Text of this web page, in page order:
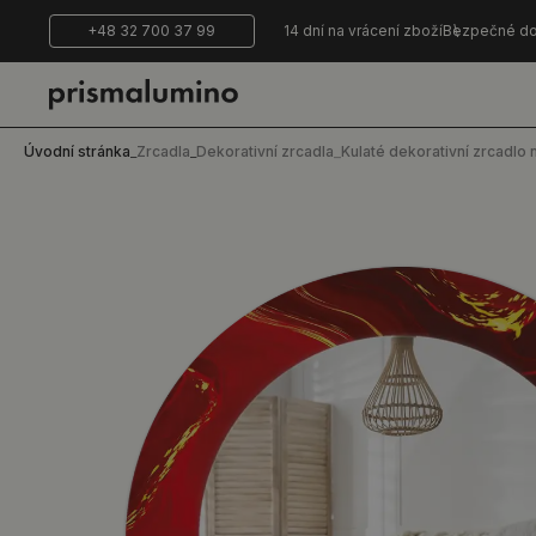
+48 32 700 37 99 14 dní na vrácení zbožíBezpečné
Úvodní stránka Zrcadla Dekorativní zrcadla Kulaté dekorativní zrcadlo